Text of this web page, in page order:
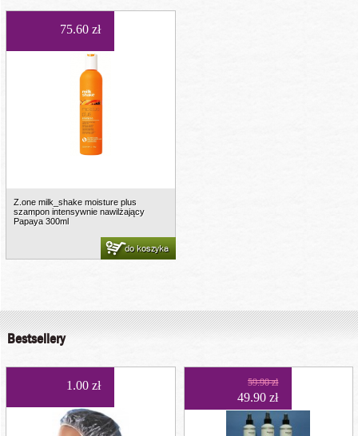
75.60 zł
Z.one milk_shake moisture plus
szampon intensywnie nawilżający
Papaya 300ml
do koszyka
Bestsellery
1.00 zł 59.90 zł
49.90 zł